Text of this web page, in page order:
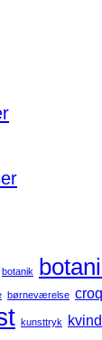
botanik
børneværelse
kunsttryk